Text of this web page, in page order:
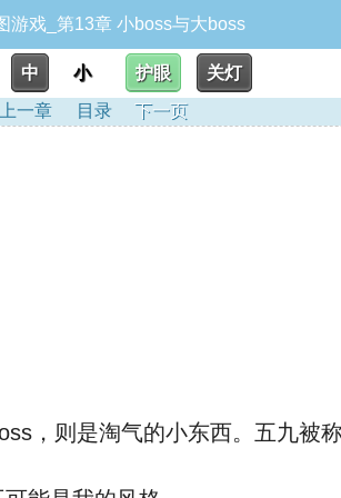
游戏_第13章 小boss与大boss
中 小 护眼
关灯
上一章
目录 下一页
，则是淘气的小东西。五九